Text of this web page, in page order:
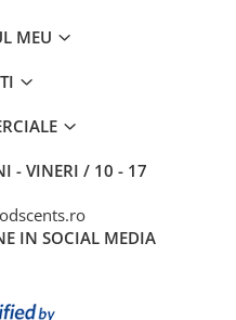
MEU
- VINERI / 10 - 17
IN SOCIAL MEDIA